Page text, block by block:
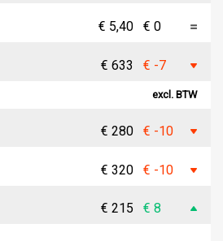
€ 5,40 € 0
€ 633 € -7
excl. BTW
€ 280 € -10
€ 320 € -10
€ 215 € 8